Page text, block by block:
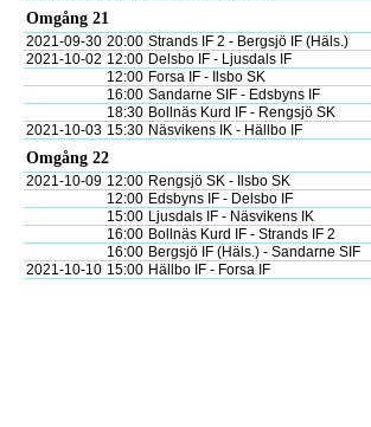
Omgång 21
2021-09-30 20:00 Strands IF 2 - Bergsjö IF (Häls.)
2021-10-02 12:00 Delsbo IF - Ljusdals IF
12:00 Forsa IF - Ilsbo SK
16:00 Sandarne SIF - Edsbyns IF
18:30 Bollnäs Kurd IF - Rengsjö SK
2021-10-03 15:30 Näsvikens IK - Hällbo IF
Omgång 22
2021-10-09 12:00 Rengsjö SK - Ilsbo SK
12:00 Edsbyns IF - Delsbo IF
15:00 Ljusdals IF - Näsvikens IK
16:00 Bollnäs Kurd IF - Strands IF 2
16:00 Bergsjö IF (Häls.) - Sandarne SIF
2021-10-10 15:00 Hällbo IF - Forsa IF